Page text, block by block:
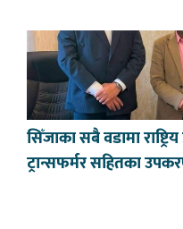
सिँजाका सबै वडामा
ट्रान्सफर्मर सहितका